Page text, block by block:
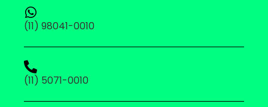
(11) 98041-0010
(11) 5071-0010